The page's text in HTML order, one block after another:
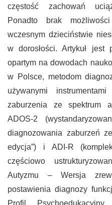
częstość zachowań
Ponadto brak
wczesnym dzieciństwie
w dorosłości. Artykuł jest
opartym na dowodach
w Polsce, metodom
używanymi
zaburzenia ze spektrum
ADOS-2
diagnozowania zaburzeń
edycja”) i ADI-R
częściowo
Autyzmu – Wersja
postawienia diagnozy
Profil